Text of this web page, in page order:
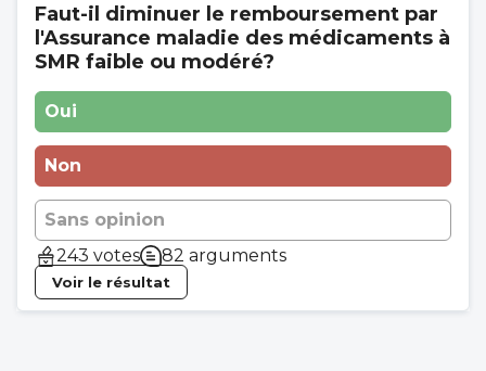
Faut-il diminuer le remboursement par
l'Assurance maladie des médicaments à
SMR faible ou modéré?
Oui
Non
Sans opinion
243 votes
82 arguments
Voir le résultat